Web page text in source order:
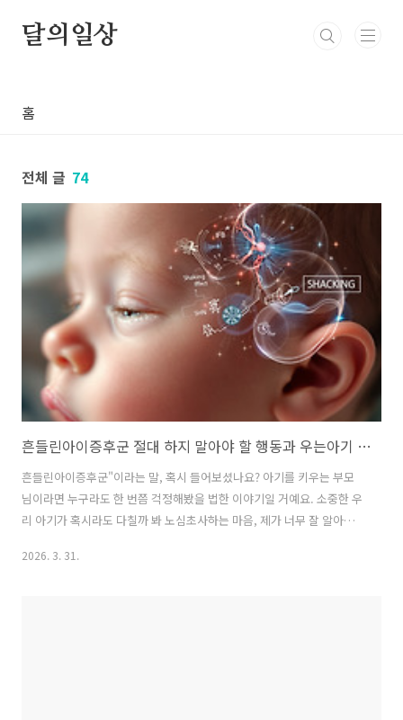
달의일상
홈
전체 글 74
흔들린아이증후군 절대 하지 말아야 할 행동과 우는아기 달래는방법
흔들린아이증후군"이라는 말, 혹시 들어보셨나요? 아기를 키우는 부모
님이라면 누구라도 한 번쯤 걱정해봤을 법한 이야기일 거예요. 소중한 우
리 아기가 혹시라도 다칠까 봐 노심초사하는 마음, 제가 너무 잘 알아요.
고 우리 아기를 안전하게 지키기 위해 절대 하지 말아야 할 행동들과 현
2026. 3. 31.